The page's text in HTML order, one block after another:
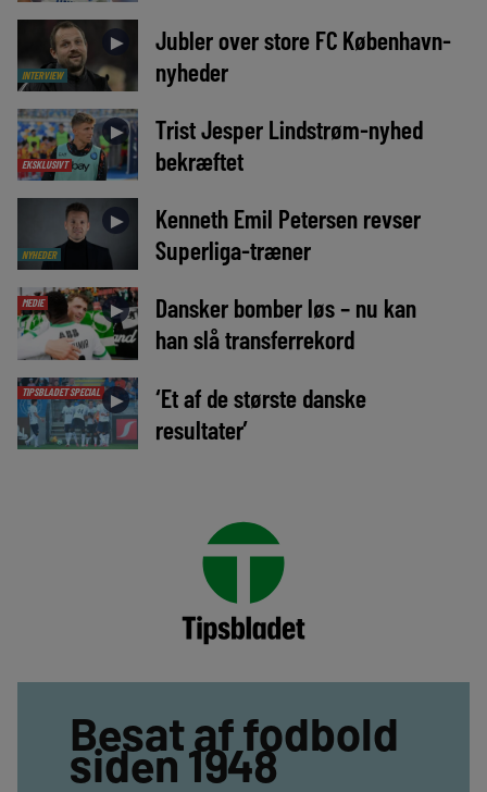
INTERVIEW
►
Jubler over store FC København-
nyheder
EKSKLUSIVT
►
Trist Jesper Lindstrøm-nyhed
bekræftet
NYHEDER
►
Kenneth Emil Petersen revser
Superliga-træner
MEDIE ►
Dansker bomber løs – nu kan
han slå transferrekord
TIPSBLADET SPECIAL ►
‘Et af de største danske
resultater’
Besat af fodbold
siden 1948